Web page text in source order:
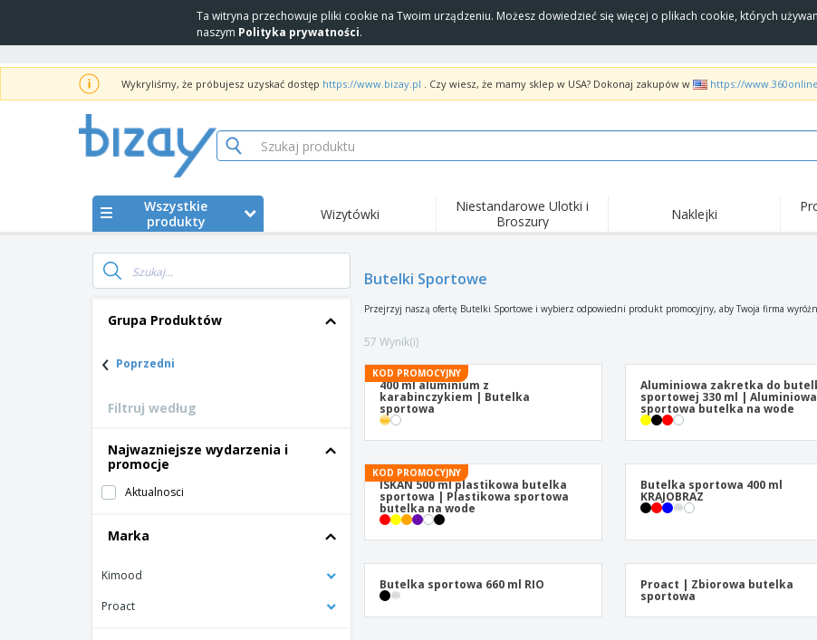
Ta witryna przechowuje pliki cookie na Twoim urządzeniu. Możesz dowiedzieć się więcej o plikach cookie, których
naszym Polityka prywatności.
Wykryliśmy, że próbujesz uzyskać dostęp https://www.bizay.pl . Czy wiesz, że mamy sklep w USA? Dokonaj zakupów w https://
Wszystkie
produkty
Wizytówki
Niestandarowe Ulotki i
Broszury
Naklejki
Grupa Produktów
‹ Poprzedni
Filtruj według
Najwazniejsze wydarzenia i
promocje
Aktualnosci
Marka
Kimood
Proact
Butelki Sportowe
Przejrzyj naszą ofertę Butelki Sportowe i wybierz odpowiedni produkt promocyjny, aby Twoja firma
57 Wynik(i)
KOD PROMOCYJNY
400 ml aluminium z
karabinczykiem | Butelka
sportowa
Aluminiowa zakretka do
sportowej 330 ml | Aluminiowa
sportowa butelka na wode
KOD PROMOCYJNY
ISKAN 500 ml plastikowa butelka
sportowa | Plastikowa sportowa
butelka na wode
Butelka sportowa 400 ml
KRAJOBRAZ
Butelka sportowa 660 ml RIO Proact | Zbiorowa butelka
sportowa